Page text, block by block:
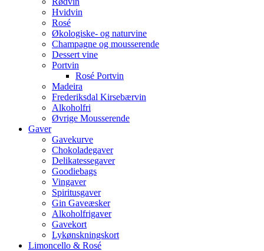
Hvidvin
Rosé
Økologiske- og naturvine
Champagne og mousserende
Dessert vine
Portvin
Rosé Portvin
Madeira
Frederiksdal Kirsebærvin
Alkoholfri
Øvrige Mousserende
Gaver
Gavekurve
Chokoladegaver
Delikatessegaver
Goodiebags
Vingaver
Spiritusgaver
Gin Gaveæsker
Alkoholfrigaver
Gavekort
Lykønskningskort
Limoncello & Rosé